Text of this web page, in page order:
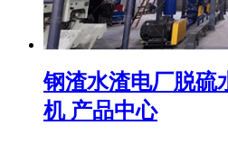
钢渣水渣电厂脱硫
机 产品中心